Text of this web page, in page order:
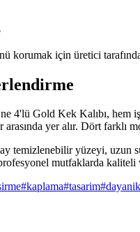
korumak için üretici
4'lü Gold Kek Kalıbı, hem
yer alır. Dört farklı
temizlenebilir yüzeyi, uzun
mutfaklarda
#kaplama#tasarim#